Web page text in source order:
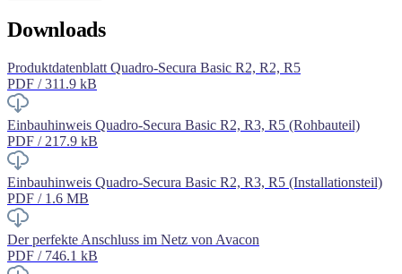
Downloads
Produktdatenblatt Quadro-Secura Basic R2, R2, R5
PDF / 311.9 kB
Einbauhinweis Quadro-Secura Basic R2, R3, R5 (Rohbauteil)
PDF / 217.9 kB
Einbauhinweis Quadro-Secura Basic R2, R3, R5 (Installationsteil)
PDF / 1.6 MB
Der perfekte Anschluss im Netz von Avacon
PDF / 746.1 kB